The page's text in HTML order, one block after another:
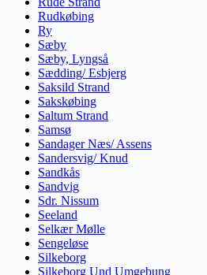
Rudkøbing
Ry
Sæby
Sæby, Lyngså
Sædding/ Esbjerg
Saksild Strand
Sakskøbing
Saltum Strand
Samsø
Sandager Næs/ Assens
Sandersvig/ Knud
Sandkås
Sandvig
Sdr. Nissum
Seeland
Selkær Mølle
Sengeløse
Silkeborg
Silkeborg Und Umgebung